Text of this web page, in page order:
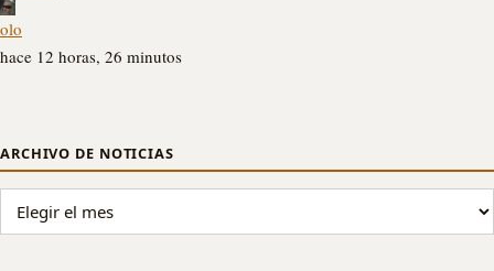
olo
hace 12 horas, 26 minutos
ARCHIVO DE NOTICIAS
ARCHIVO DE NOTICIAS